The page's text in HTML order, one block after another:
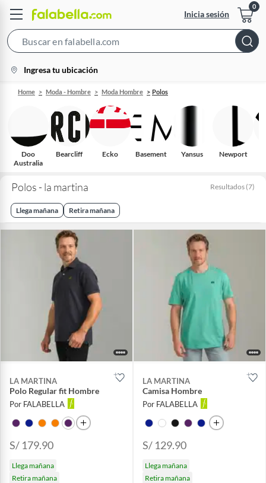
Inicia sesión
Bar
location-
icon
Ingresa tu ubicación
Home Moda - Hombre Moda Hombre Polos
Doo
Australia
Bearcliff Ecko Basement Yansus Newport
Polos - la martina Resultados (7)
Llega mañana Retira mañana
LA MARTINA
Polo Regular fit Hombre
Por FALABELLA
S/ 179.90
Llega mañana
Retira mañana
LA MARTINA
Camisa Hombre
Por FALABELLA
S/ 129.90
Llega mañana
Retira mañana